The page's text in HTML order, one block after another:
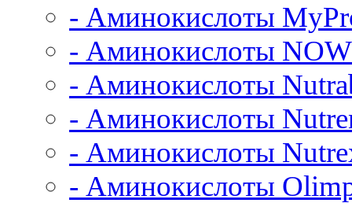
- Аминокислоты
- Аминокислоты NOW
- Аминокислоты
- Аминокислоты
- Аминокислоты
- Аминокислоты